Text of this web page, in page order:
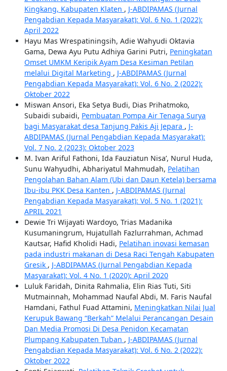
Kingkang, Kabupaten Klaten , J-ABDIPAMAS (Jurnal
Pengabdian Kepada Masyarakat): Vol. 6 No. 1 (2022):
April 2022
Hayu Mas Wrespatiningsih, Adie Wahyudi Oktavia
Gama, Dewa Ayu Putu Adhiya Garini Putri, Peningkatan
Omset UMKM Keripik Ayam Desa Kesiman Petilan
melalui Digital Marketing , J-ABDIPAMAS (Jurnal
Pengabdian Kepada Masyarakat): Vol. 6 No. 2 (2022):
Oktober 2022
Miswan Ansori, Eka Setya Budi, Dias Prihatmoko,
Subaidi subaidi, Pembuatan Pompa Air Tenaga Surya
bagi Masyarakat desa Tanjung Pakis Aji Jepara , J-
ABDIPAMAS (Jurnal Pengabdian Kepada Masyarakat):
Vol. 7 No. 2 (2023): Oktober 2023
M. Ivan Ariful Fathoni, Ida Fauziatun Nisa’, Nurul Huda,
Sunu Wahyudhi, Abhariyatul Mahmudah, Pelatihan
Pengolahan Bahan Alam (Ubi dan Daun Ketela) bersama
Ibu-ibu PKK Desa Kanten , J-ABDIPAMAS (Jurnal
Pengabdian Kepada Masyarakat): Vol. 5 No. 1 (2021):
APRIL 2021
Dewie Tri Wijayati Wardoyo, Trias Madanika
Kusumaningrum, Hujatullah Fazlurrahman, Achmad
Kautsar, Hafid Kholidi Hadi, Pelatihan inovasi kemasan
pada industri makanan di Desa Raci Tengah Kabupaten
Gresik , J-ABDIPAMAS (Jurnal Pengabdian Kepada
Masyarakat): Vol. 4 No. 1 (2020): April 2020
Luluk Faridah, Dinita Rahmalia, Elin Rias Tuti, Siti
Mutmainnah, Mohammad Naufal Abdi, M. Faris Naufal
Hamdani, Fathul Fuad Attamini, Meningkatkan Nilai Jual
Kerupuk Bawang “Berkah” Melalui Perancangan Desain
Dan Media Promosi Di Desa Penidon Kecamatan
Plumpang Kabupaten Tuban , J-ABDIPAMAS (Jurnal
Pengabdian Kepada Masyarakat): Vol. 6 No. 2 (2022):
Oktober 2022